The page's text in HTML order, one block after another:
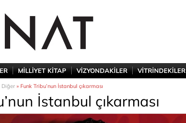
MİLLİYET KİTAP VİZYONDAKİLER VİTRİNDEKİLER
Diğer » Funk Tribu’nun İstanbul çıkarması
İstanbul çıkarması